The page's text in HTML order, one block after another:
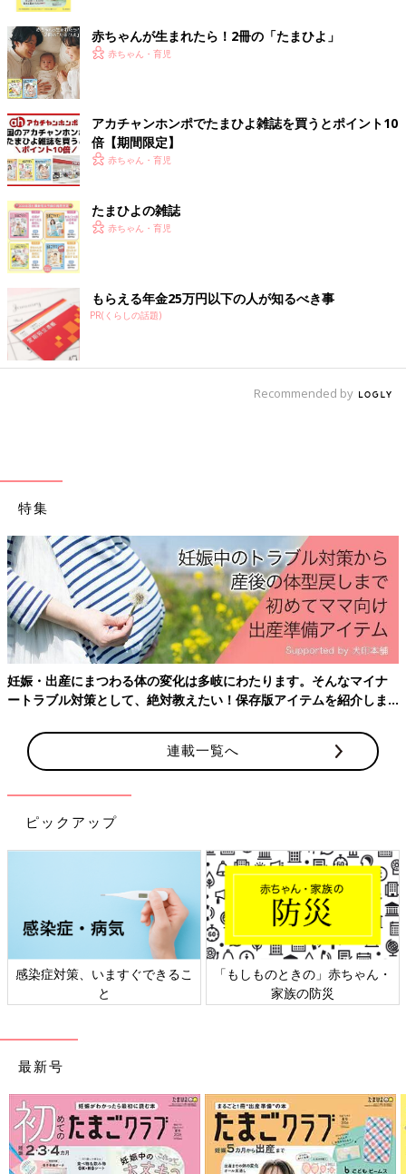
六花亭の霜だたみ
「六花亭の霜だたみ」。似たような商品を見かけたことがなく、
非常に美味しいです。
三方六の小割の濃い白小割
Amazonで見る
柳月の三方六が小分けになった「三方六の小割の濃い白小割」
が、最近の北海道菓子の中でヒットでした！
濃いする半熟エッグタルト
新千歳空港限定の「濃いする半熟エッグタルト」。買って帰った
んですが、おいしすぎてもっと買えばよかった！
赤ちゃんが生まれたら！2冊の「たまひよ」
赤ちゃん・育児
アカチャンホンポでたまひよ雑誌を買うとポイント10
倍【期間限定】
赤ちゃん・育児
たまひよの雑誌
赤ちゃん・育児
もらえる年金25万円以下の人が知るべき事
PR(くらしの話題)
Recommended by
特集
妊娠・出産にまつわる体の変化は多岐にわたります。そんなマイナ
ートラブル対策として、絶対教えたい！保存版アイテムを紹介しま
連載一覧へ
ピックアップ
感染症対策、いますぐできるこ
と
「もしものときの」赤ちゃん・
家族の防災
最新号